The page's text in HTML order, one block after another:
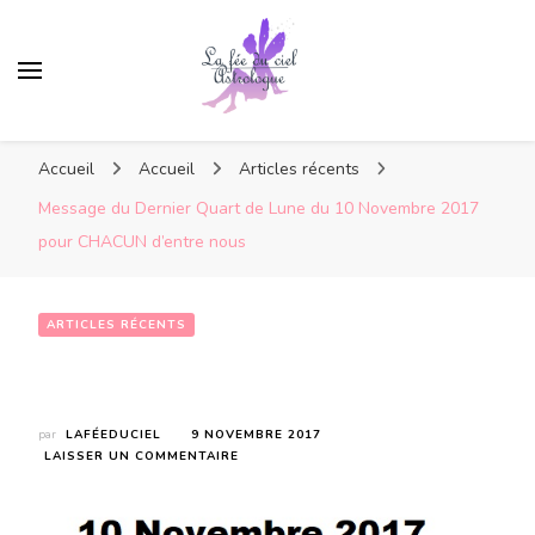
Accueil Accueil
Articles récents
Message du Dernier Quart de Lune du 10 Novembre 2017
pour CHACUN d’entre nous
ARTICLES RÉCENTS
par LAFÉEDUCIEL
9 NOVEMBRE 2017
LAISSER UN COMMENTAIRE
DERNIER